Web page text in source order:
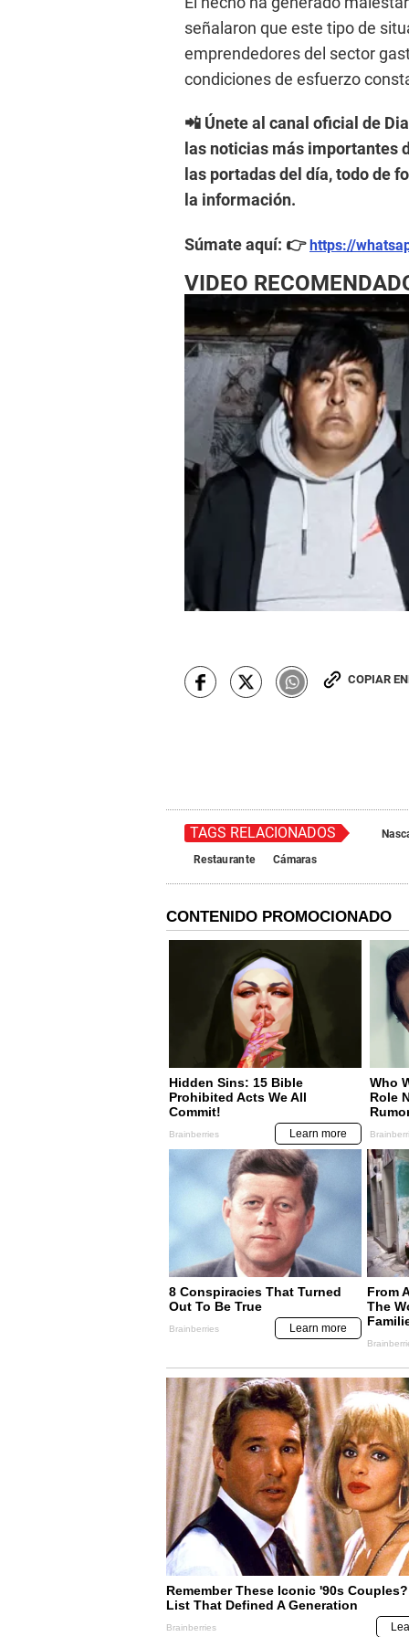
señalaron que este tipo de
emprendedores del sector
condiciones de esfuerzo
📲 Únete al canal oficial de
las noticias más importantes
las portadas del día, todo de
la información.
Súmate aquí: 👉 https://
VIDEO
COPIAR
TAGS RELACIONADOS
Restaurante
Cámaras